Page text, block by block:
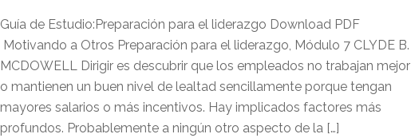
Guía de Estudio:Preparación para el liderazgo Download PDF
Motivando a Otros Preparación para el liderazgo, Módulo 7 CLYDE B.
MCDOWELL Dirigir es descubrir que los empleados no trabajan mejor
o mantienen un buen nivel de lealtad sencillamente porque tengan
mayores salarios o más incentivos. Hay implicados factores más
profundos. Probablemente a ningún otro aspecto de la […]